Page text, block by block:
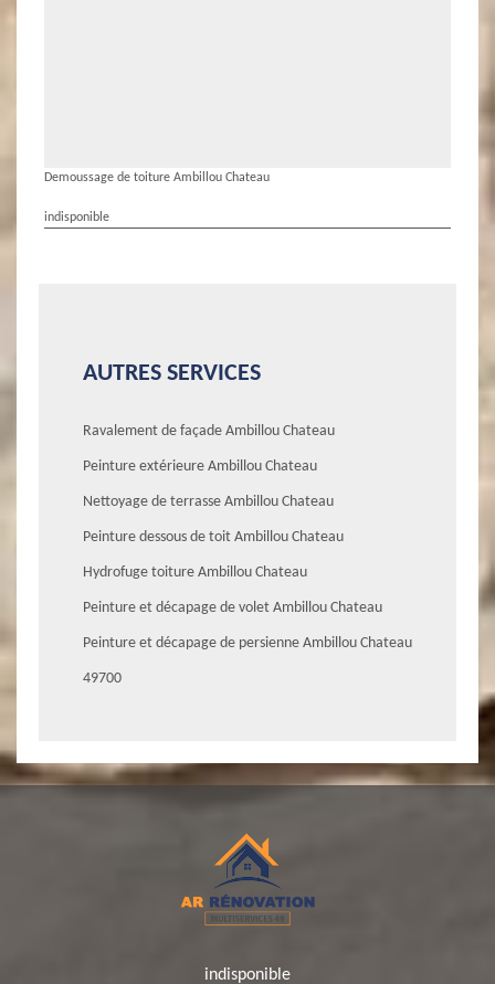
Demoussage de toiture Ambillou Chateau
indisponible
AUTRES SERVICES
Ravalement de façade Ambillou Chateau
Peinture extérieure Ambillou Chateau
Nettoyage de terrasse Ambillou Chateau
Peinture dessous de toit Ambillou Chateau
Hydrofuge toiture Ambillou Chateau
Peinture et décapage de volet Ambillou Chateau
Peinture et décapage de persienne Ambillou Chateau
49700
indisponible